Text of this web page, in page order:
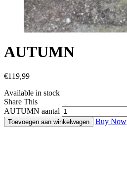
AUTUMN
€119,99
Available in stock
Share This
AUTUMN aantal
Toevoegen aan winkelwagen Buy Now